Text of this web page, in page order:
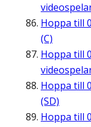
Hoppa till
(C)
Hoppa till
Hoppa till
(SD)
Hoppa till